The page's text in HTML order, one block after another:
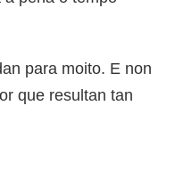
para moito. E non
que resultan tan